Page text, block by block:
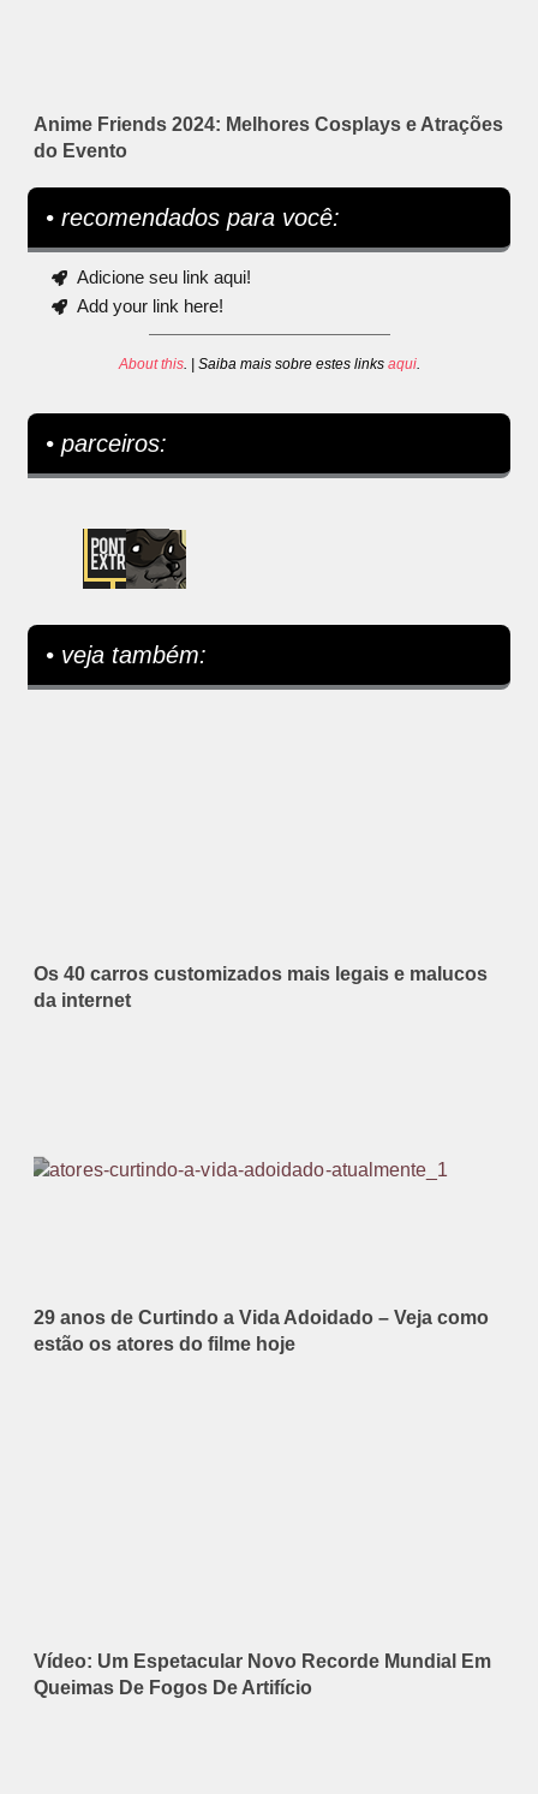
Anime Friends 2024: Melhores Cosplays e Atrações
do Evento
• recomendados para você:
Adicione seu link aqui!
Add your link here!
About this. | Saiba mais sobre estes links aqui.
• parceiros:
• veja também:
Os 40 carros customizados mais legais e malucos
da internet
29 anos de Curtindo a Vida Adoidado – Veja como
estão os atores do filme hoje
Vídeo: Um Espetacular Novo Recorde Mundial Em
Queimas De Fogos De Artifício